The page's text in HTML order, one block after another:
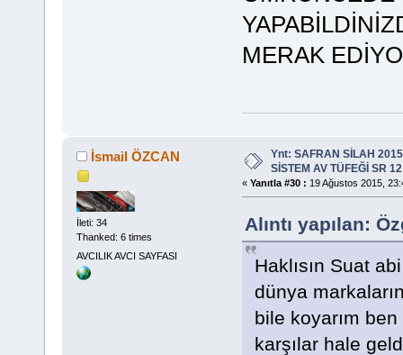
MERAK
İsmail ÖZCAN
İleti: 34
Thanked: 6 times
AVCILIK AVCI SAYFASI
Ynt: SAFRAN SİLAH
SİSTEM AV TÜFEĞİ SR 12
« Yanıtla #30 : 19 Ağustos 2015,
Alıntı yapılan:
Haklısın Suat
dünya
bile koyarım
karşılar hale